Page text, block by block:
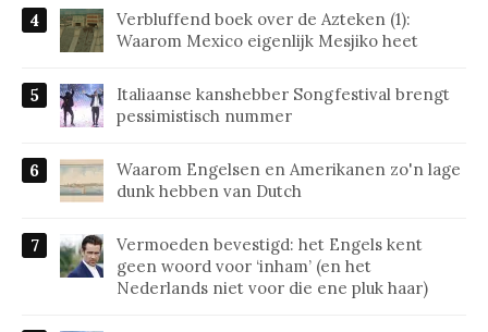
Verbluffend boek over de Azteken (1):
Waarom Mexico eigenlijk Mesjiko heet
Italiaanse kanshebber Songfestival brengt
pessimistisch nummer
Waarom Engelsen en Amerikanen zo'n lage
dunk hebben van Dutch
Vermoeden bevestigd: het Engels kent
geen woord voor ‘inham’ (en het
Nederlands niet voor die ene pluk haar)